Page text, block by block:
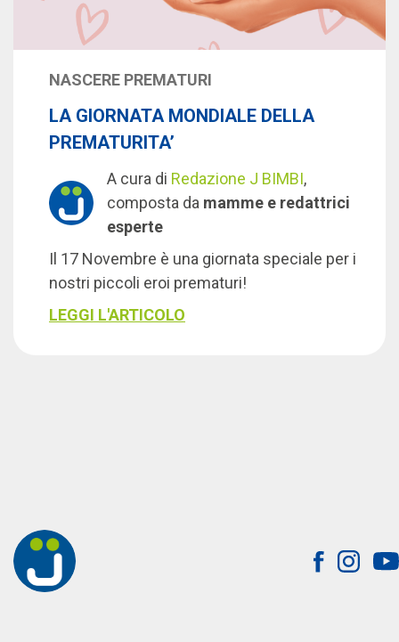
NASCERE PREMATURI
LA GIORNATA MONDIALE DELLA
PREMATURITA’
A cura di Redazione J BIMBI,
composta da mamme e redattrici
esperte
Il 17 Novembre è una giornata speciale per i
nostri piccoli eroi prematuri!
LEGGI L'ARTICOLO